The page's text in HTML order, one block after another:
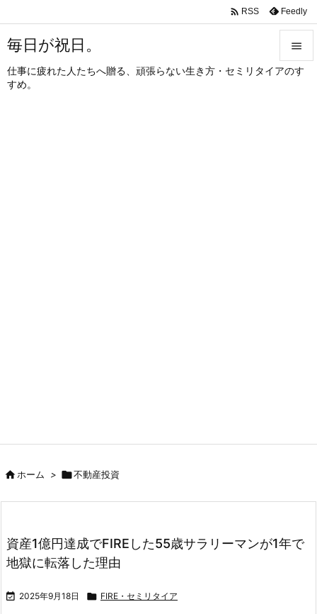
毎日が祝日。
仕事に疲れた人たちへ贈る、頑張らない生き方・セミリタイアのす
すめ。


 RSS Feedly
ホーム > 不動産投資
資産1億円達成でFIREした55歳サラリーマンが1年で
地獄に転落した理由
 2025年9月18日  FIRE・セミリタイア